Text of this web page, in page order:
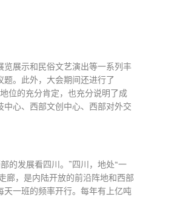
展示和民俗文艺演出等一系列丰
。此外，大会期间还进行了
位的充分肯定，也充分说明了成
心、西部文创中心、西部对外交
的发展看四川。”四川，地处“一
廊，是内陆开放的前沿阵地和西部
一班的频率开行。每年有上亿吨